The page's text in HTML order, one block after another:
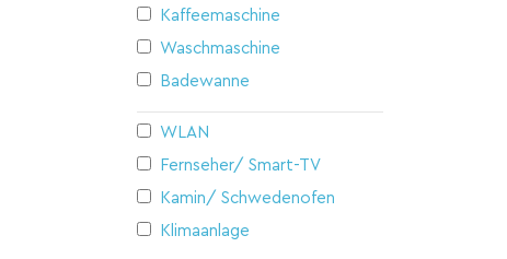
Kaffeemaschine
Waschmaschine
Badewanne
WLAN
Fernseher/ Smart-TV
Kamin/ Schwedenofen
Klimaanlage